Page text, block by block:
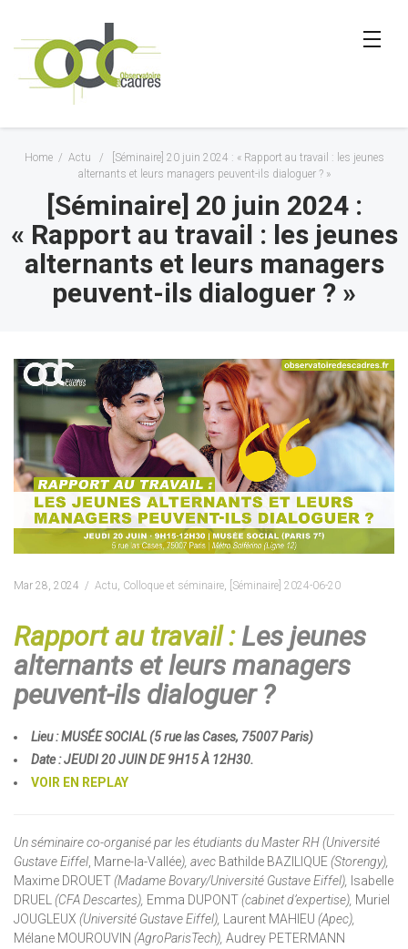
Home / Actu /
[Séminaire] 20 juin 2024 : « Rapport au travail : les jeunes
alternants et leurs managers peuvent-ils dialoguer ? »
[Séminaire] 20 juin 2024 :
« Rapport au travail : les jeunes
alternants et leurs managers
peuvent-ils dialoguer ? »
Mar 28, 2024 Actu, Colloque et séminaire, [Séminaire] 2024-06-20
Rapport au travail : Les jeunes
alternants et leurs managers
peuvent-ils dialoguer ?
Lieu : MUSÉE SOCIAL (5 rue las Cases, 75007 Paris)
Date : JEUDI 20 JUIN DE 9H15 À 12H30.
VOIR EN REPLAY
Un séminaire co-organisé par les étudiants du Master RH (Université
Gustave Eiffel, Marne-la-Vallée), avec Bathilde BAZILIQUE(Storengy),
Maxime DROUET(Madame Bovary/Université Gustave Eiffel), Isabelle
DRUEL(CFA Descartes), Emma DUPONT(cabinet d’expertise), Muriel
JOUGLEUX (Université Gustave Eiffel), Laurent MAHIEU (Apec),
Mélane MOUROUVIN (AgroParisTech), Audrey PETERMANN